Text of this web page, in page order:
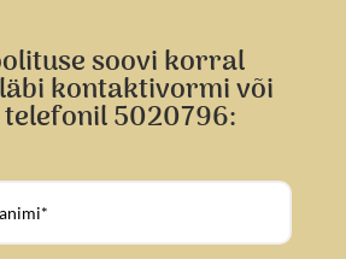
soovi korral
kontaktivormi või
5020796: